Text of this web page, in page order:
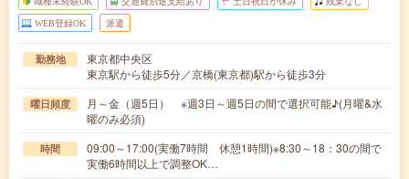
WEB登録OK 派遣
勤務地
東京都中央区
東京駅から徒歩5分／京橋(東京都)駅から徒歩3分
曜日頻度
月～金（週5日） ※週3日～週5日の間で選択可能♪(月曜&水
曜のみ必須)
時間
09:00～17:00(実働7時間 休憩1時間)※8:30～18：30の間で
実働6時間以上で調整OK…